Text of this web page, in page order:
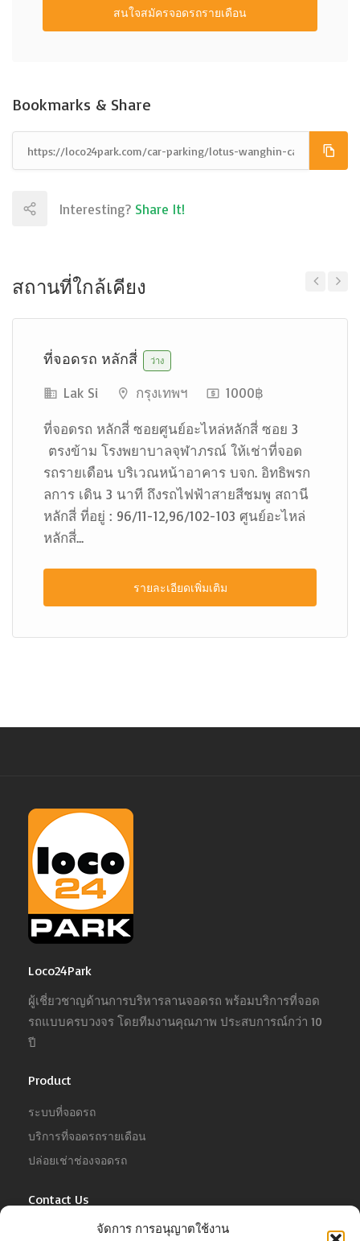
จัดการ การอนุญาตใช้งาน
สนใจสมัครจอดรถรายเดือน
Bookmarks & Share
Interesting? Share It!
สถานที่ใกล้เคียง
ที่จอดรถ หลักสี่ ว่าง
Lak Si กรุงเทพฯ 1000฿
ที่จอดรถ หลักสี่ ซอยศูนย์อะไหล่หลักสี่ ซอย 3
ตรงข้าม โรงพยาบาลจุฬาภรณ์ ให้เช่าที่จอด
รถรายเดือน บริเวณหน้าอาคาร บจก. อิทธิพรก
ลการ เดิน 3 นาที ถึงรถไฟฟ้าสายสีชมพู สถานี
หลักสี่ ที่อยู่ : 96/11-12,96/102-103 ศูนย์อะไหล่
หลักสี่...
รายละเอียดเพิ่มเติม
Loco24Park
ผู้เชี่ยวชาญด้านการบริหารลานจอดรถ พร้อมบริการที่จอด
รถแบบครบวงจร โดยทีมงานคุณภาพ ประสบการณ์กว่า 10
ปี
Product
ระบบที่จอดรถ
บริการที่จอดรถรายเดือน
ปล่อยเช่าช่องจอดรถ
Contact Us